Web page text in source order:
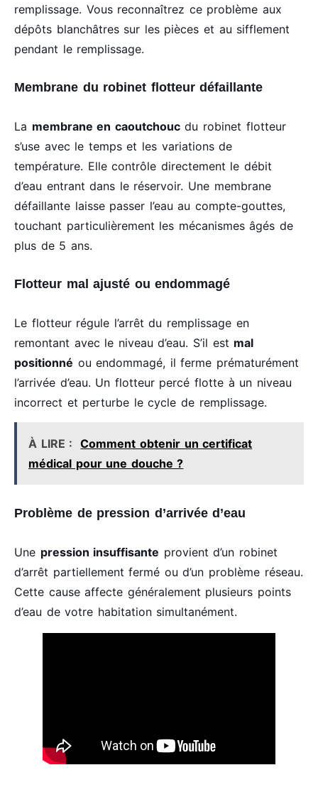
remplissage. Vous reconnaîtrez ce problème aux
dépôts blanchâtres sur les pièces et au sifflement
pendant le remplissage.
Membrane du robinet flotteur défaillante
La membrane en caoutchoucdu robinet flotteur
s’use avec le temps et les variations de
température. Elle contrôle directement le débit
d’eau entrant dans le réservoir. Une membrane
défaillante laisse passer l’eau au compte-gouttes,
touchant particulièrement les mécanismes âgés de
plus de 5 ans.
Flotteur mal ajusté ou endommagé
Le flotteur régule l’arrêt du remplissage en
remontant avec le niveau d’eau. S’il est mal
positionné ou endommagé, il ferme prématurément
l’arrivée d’eau. Un flotteur percé flotte à un niveau
incorrect et perturbe le cycle de remplissage.
À LIRE :
Comment obtenir un certificat
médical pour une douche ?
Problème de pression d’arrivée d’eau
Une pression insuffisante provient d’un robinet
d’arrêt partiellement fermé ou d’un problème réseau.
Cette cause affecte généralement plusieurs points
d’eau de votre habitation simultanément.